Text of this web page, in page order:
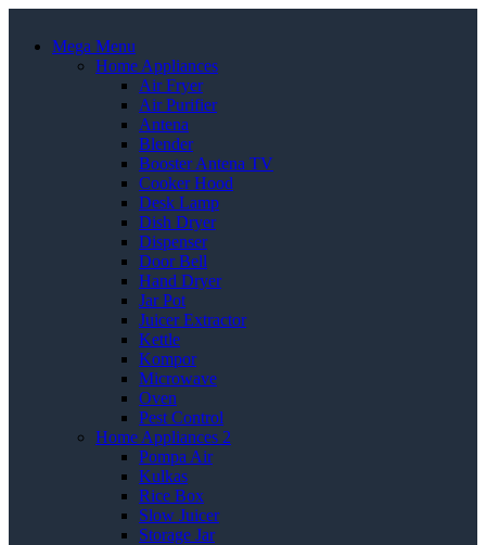
Mega Menu
Home Appliances
Air Fryer
Air Purifier
Antena
Blender
Booster Antena TV
Cooker Hood
Desk Lamp
Dish Dryer
Dispenser
Door Bell
Hand Dryer
Jar Pot
Juicer Extractor
Kettle
Kompor
Microwave
Oven
Pest Control
Home Appliances 2
Pompa Air
Kulkas
Rice Box
Slow Juicer
Storage Jar